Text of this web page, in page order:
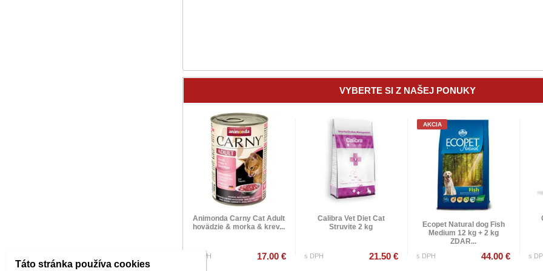
VYBERTE SI Z NAŠEJ PONUKY
Animonda Carny Cat Adult
hovädzie & morka & krev...
s DPH 17.00 €
Calibra Vet Diet Cat
Struvite 2 kg
s DPH 21.50 €
AKCIA
Ecopet Natural dog Fish
Medium 12 kg + 2 kg
ZDAR...
s DPH 44.00 € s
Táto stránka používa cookies